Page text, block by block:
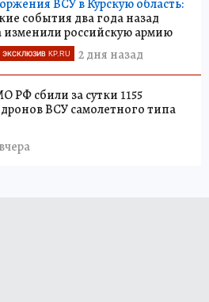
ВСУ в Курскую область:
события два года назад
изменили российскую армию
2 дня назад
ЭКСКЛЮЗИВ KP.RU
РФ сбили за сутки 1155
ВСУ самолетного типа
вчера